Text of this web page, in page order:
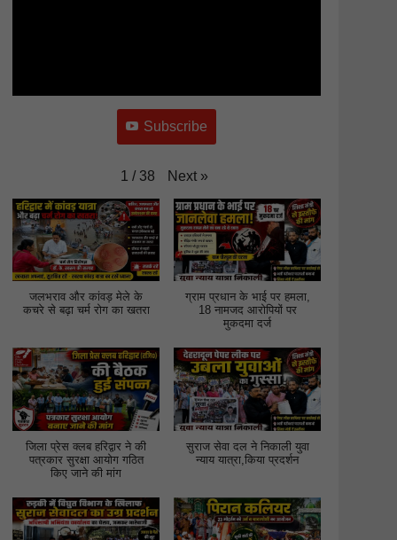
Subscribe
1 / 38 Next »
जलभराव और कांवड़ मेले के
कचरे से बढ़ा चर्म रोग का खतरा
ग्राम प्रधान के भाई पर हमला,
18 नामजद आरोपियों पर
मुकदमा दर्ज
जिला प्रेस क्लब हरिद्वार ने की
पत्रकार सुरक्षा आयोग गठित
किए जाने की मांग
सुराज सेवा दल ने निकाली युवा
न्याय यात्रा,किया प्रदर्शन